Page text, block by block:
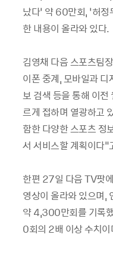
났다’ 약 60만회, ‘허
한 내용이 올라와 있다.
김영채 다음 스포츠팀
이폰 중계, 모바일과
보 검색 등을 통해 이전
르게 접하며 열광하고
함한 다양한 스포츠 정
서 서비스할 계획이다”
한편 27일 다음 TV팟
영상이 올라와 있으며,
약 4,300만회를 기록
0회의 2배 이상 수치이